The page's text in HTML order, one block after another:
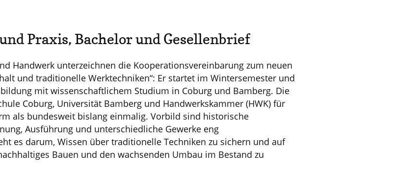
Praxis, Bachelor und Gesellenbrief
Handwerk unterzeichnen die Kooperationsvereinbarung zum neuen
und traditionelle Werktechniken“: Er startet im Wintersemester und
mit wissenschaftlichem Studium in Coburg und Bamberg. Die
Coburg, Universität Bamberg und Handwerkskammer (HWK) für
als bundesweit bislang einmalig. Vorbild sind historische
Ausführung und unterschiedliche Gewerke eng
es darum, Wissen über traditionelle Techniken zu sichern und auf
Bauen und den wachsenden Umbau im Bestand zu